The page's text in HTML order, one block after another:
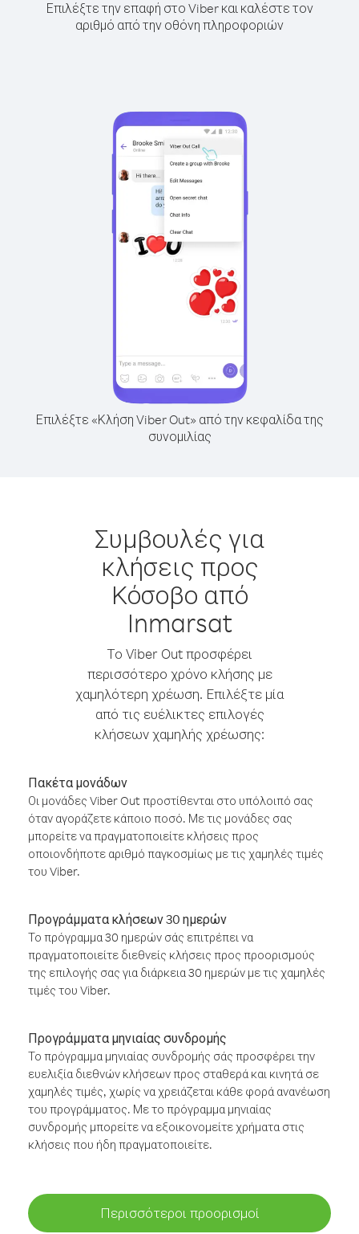
Επιλέξτε την επαφή στο Viber και καλέστε τον
αριθμό από την οθόνη πληροφοριών
Επιλέξτε «Κλήση Viber Out» από την κεφαλίδα της
συνομιλίας
Συμβουλές για
κλήσεις προς
Κόσοβο από
Inmarsat
Το Viber Out προσφέρει
περισσότερο χρόνο κλήσης με
χαμηλότερη χρέωση. Επιλέξτε μία
από τις ευέλικτες επιλογές
κλήσεων χαμηλής χρέωσης:
Πακέτα μονάδων
Οι μονάδες Viber Out προστίθενται στο υπόλοιπό σας
όταν αγοράζετε κάποιο ποσό. Με τις μονάδες σας
μπορείτε να πραγματοποιείτε κλήσεις προς
οποιονδήποτε αριθμό παγκοσμίως με τις χαμηλές τιμές
του Viber.
Προγράμματα κλήσεων 30 ημερών
Το πρόγραμμα 30 ημερών σάς επιτρέπει να
πραγματοποιείτε διεθνείς κλήσεις προς προορισμούς
της επιλογής σας για διάρκεια 30 ημερών με τις χαμηλές
τιμές του Viber.
Προγράμματα μηνιαίας συνδρομής
Το πρόγραμμα μηνιαίας συνδρομής σάς προσφέρει την
ευελιξία διεθνών κλήσεων προς σταθερά και κινητά σε
χαμηλές τιμές, χωρίς να χρειάζεται κάθε φορά ανανέωση
του προγράμματος. Με το πρόγραμμα μηνιαίας
συνδρομής μπορείτε να εξοικονομείτε χρήματα στις
κλήσεις που ήδη πραγματοποιείτε.
Περισσότεροι προορισμοί